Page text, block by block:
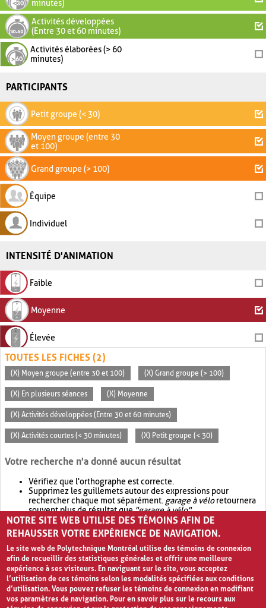
minutes)
Activités développées
(Entre 30 et 60 minutes)
Activités élaborées (> 60
minutes)
PARTICIPANTS
Petit groupe (< 30)
Moyen groupe (entre 30
et 100)
Grand groupe (> 100)
Équipe
Individuel
INTENSITÉ D'ANIMATION
Faible
Moyenne
Élevée
TOUTES LES FICHES (2)
(X) Moyen groupe (entre 30 et 100) (X) Grand groupe (> 100)
(X) En plusieurs séances (X) Moyenne
(X) Activités développées (Entre 30 et 60 minutes)
(X) Activités courtes (< 30 minutes) (X) Petit groupe (< 30)
Votre recherche n'a donné aucun résultat
Vérifiez que l'orthographe est correcte.
Supprimez les guillemets autour des expressions pour
rechercher chaque mot séparément. garage à véloretournera
souvent plus de résultat que"garage à vélo".
Envisagez d'élargir votre recherche avec OR.garage OR vélo
retournera souvent plus de résultat quegarage à vélo
NOTRE SITE WEB UTILISE DES TÉMOINS AFIN DE
REHAUSSER VOTRE EXPÉRIENCE DE NAVIGATION.
Le site web de Polytechnique Montréal utilise des témoins de connexion
afin de recueillir des statistiques générales et offrir une meilleure
expérience à ses visiteurs. En naviguant sur le site, vous acceptez
l’utilisation de ces témoins selon les modalités spécifiées aux conditions
d’utilisation. Vous pouvez refuser les témoins de connexion en modifiant
vos paramètres de navigation. Pour en savoir plus sur le recours aux